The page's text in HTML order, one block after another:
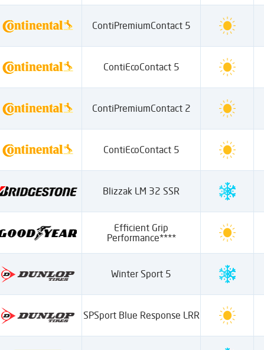
ContiPremiumContact 5
ContiEcoContact 5
ContiPremiumContact 2
ContiEcoContact 5
Blizzak LM 32 SSR
Efficient Grip
Performance****
Winter Sport 5
SPSport Blue Response LRR